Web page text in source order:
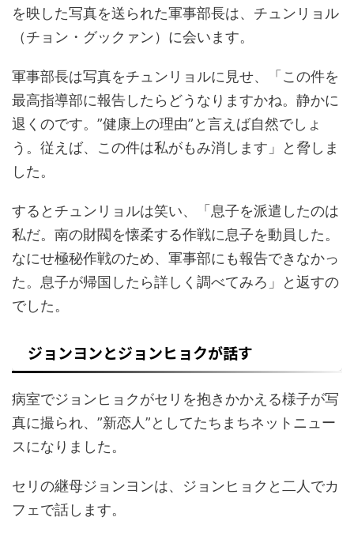
を映した写真を送られた軍事部長は、チュンリョル
（チョン・グックァン）に会います。
軍事部長は写真をチュンリョルに見せ、「この件を
最高指導部に報告したらどうなりますかね。静かに
退くのです。”健康上の理由”と言えば自然でしょ
う。従えば、この件は私がもみ消します」と脅しま
した。
するとチュンリョルは笑い、「息子を派遣したのは
私だ。南の財閥を懐柔する作戦に息子を動員した。
なにせ極秘作戦のため、軍事部にも報告できなかっ
た。息子が帰国したら詳しく調べてみろ」と返すの
でした。
ジョンヨンとジョンヒョクが話す
病室でジョンヒョクがセリを抱きかかえる様子が写
真に撮られ、”新恋人”としてたちまちネットニュー
スになりました。
セリの継母ジョンヨンは、ジョンヒョクと二人でカ
フェで話します。